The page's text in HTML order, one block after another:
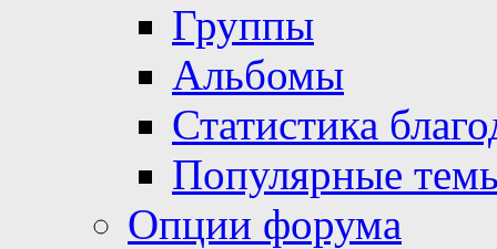
Группы
Альбомы
Статистика
Популярные
Опции форума